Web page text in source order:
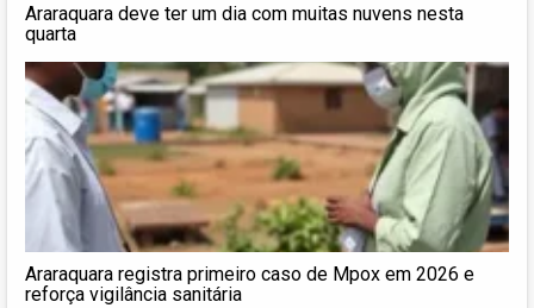
Araraquara deve ter um dia com muitas nuvens nesta
quarta
Araraquara registra primeiro caso de Mpox em 2026 e
reforça vigilância sanitária